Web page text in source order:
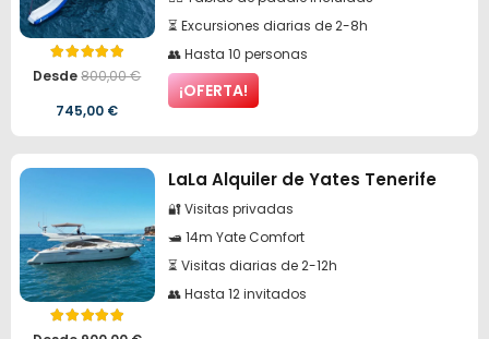
Valorado con de 5
Desde800,00€
El
era:
800,00 €.
745,00 €El
actual
es:
745,00 €.
⏳ Excursiones diarias de 2-8h
👥 Hasta 10 personas
¡OFERTA!
Valorado con
LaLa Alquiler de Yates Tenerife
🔐 Visitas privadas
🛥️ 14m Yate Comfort
⏳ Visitas diarias de 2-12h
👥 Hasta 12 invitados